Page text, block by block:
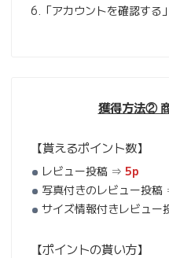
6.「アカウントを確認する
獲得方法②
【貰えるポイント数】
レビュー投稿 ⇒5p
写真付きのレビュー投
サイズ情報付きレビュ
【ポイントの貰い方】